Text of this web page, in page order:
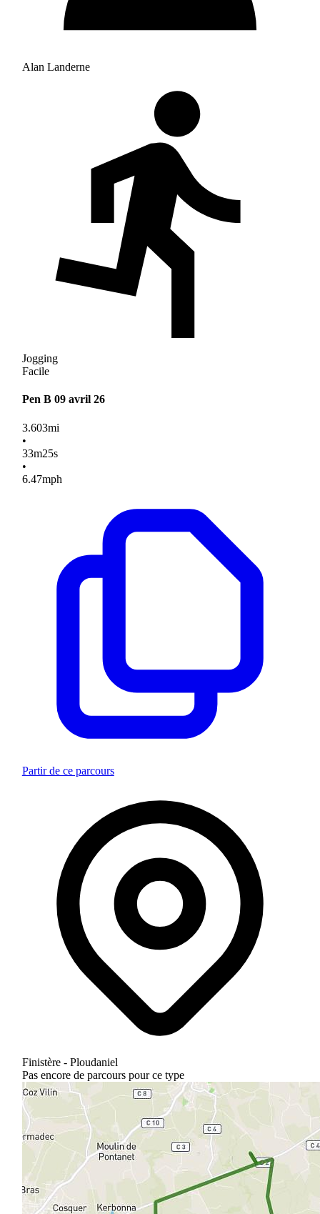
Alan Landerne
Jogging
Facile
Pen B 09 avril 26
3.603mi
•
33m25s
•
6.47mph
Partir de ce parcours
Finistère - Ploudaniel
Pas encore de parcours pour ce type